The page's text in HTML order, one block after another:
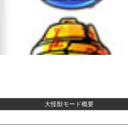
大怪獣モード概要